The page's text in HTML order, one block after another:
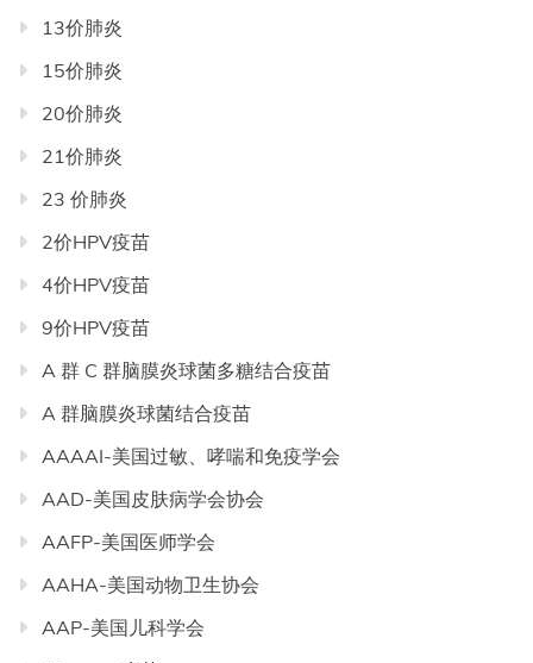
导
航
13价肺炎
15价肺炎
20价肺炎
21价肺炎
23 价肺炎
2价HPV疫苗
4价HPV疫苗
9价HPV疫苗
A 群 C 群脑膜炎球菌多糖结合疫苗
A 群脑膜炎球菌结合疫苗
AAAAI-美国过敏、哮喘和免疫学会
AAD-美国皮肤病学会协会
AAFP-美国医师学会
AAHA-美国动物卫生协会
AAP-美国儿科学会